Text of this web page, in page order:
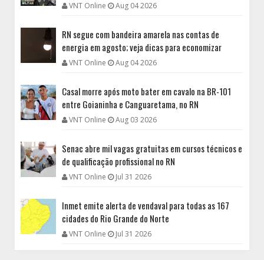
VNT Online Aug 04 2026
RN segue com bandeira amarela nas contas de
energia em agosto; veja dicas para economizar
VNT Online Aug 04 2026
Casal morre após moto bater em cavalo na BR-101
entre Goianinha e Canguaretama, no RN
VNT Online Aug 03 2026
Senac abre mil vagas gratuitas em cursos técnicos e
de qualificação profissional no RN
VNT Online Jul 31 2026
Inmet emite alerta de vendaval para todas as 167
cidades do Rio Grande do Norte
VNT Online Jul 31 2026